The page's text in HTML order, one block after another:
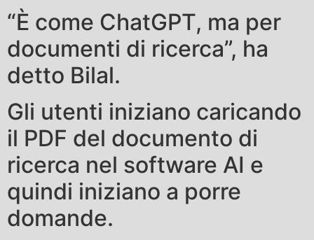
“È come ChatGPT, ma per
documenti di ricerca”, ha
detto Bilal.
Gli utenti iniziano caricando
il PDF del documento di
ricerca nel software AI e
quindi iniziano a porre
domande.